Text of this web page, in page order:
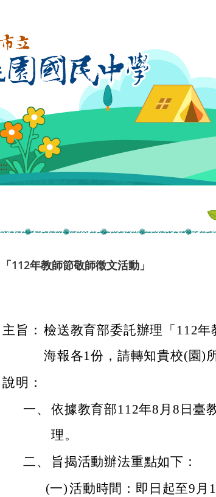
:::
「112年教師節敬師徵文活動」
主旨： 檢送教育部委託辦理「112
海報各1份，請轉知貴校(園)
說明：
一、 依據教育部112年8月8日臺
理。
二、
旨揭活動辦法重點如下：
(一)活動時間：即日起至9月